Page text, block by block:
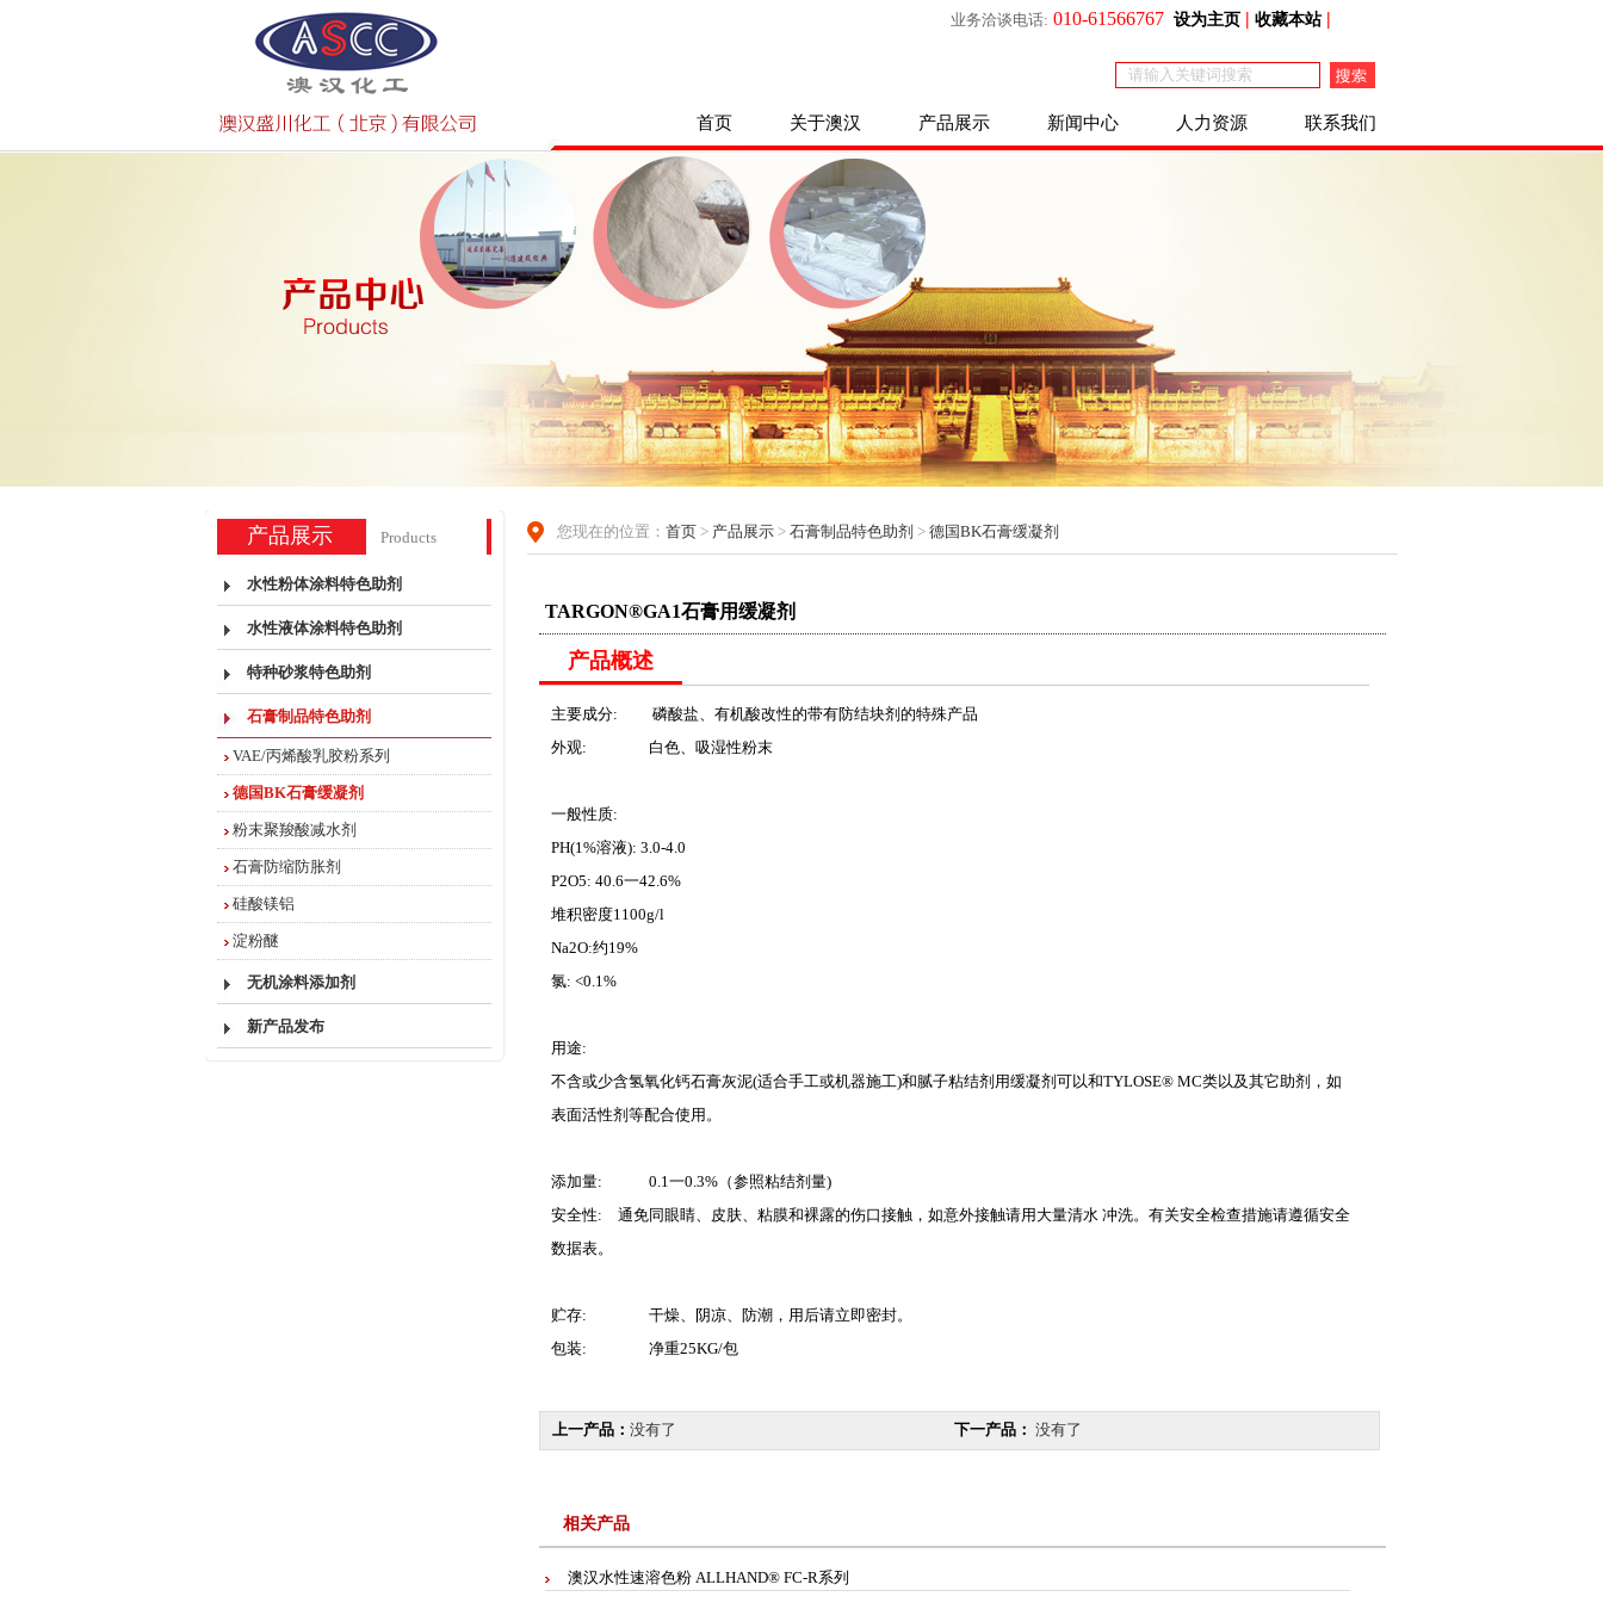
业务洽谈电话: 010-61566767 设为主页 | 收藏本站|
首页 关于澳汉 产品展示 新闻中心 人力资源 联系我们
产品展示 Products
水性粉体涂料特色助剂
水性液体涂料特色助剂
特种砂浆特色助剂
石膏制品特色助剂
VAE/丙烯酸乳胶粉系列
德国BK石膏缓凝剂
粉末聚羧酸减水剂
石膏防缩防胀剂
硅酸镁铝
淀粉醚
无机涂料添加剂
新产品发布
您现在的位置： 首页 > 产品展示 > 石膏制品特色助剂 > 德国BK石膏缓凝剂
TARGON®GA1石膏用缓凝剂
产品概述
主要成分: 磷酸盐、有机酸改性的带有防结块剂的特殊产品
外观: 白色、吸湿性粉末
一般性质:
PH(1%溶液): 3.0-4.0
P2O5: 40.6一42.6%
堆积密度1100g/l
Na2O:约19%
氯: <0.1%
用途:
不含或少含氢氧化钙石膏灰泥(适合手工或机器施工)和腻子粘结剂用缓凝剂可以和TYLOSE® MC类以及其它助剂，如
表面活性剂等配合使用。
添加量: 0.1一0.3%（参照粘结剂量)
安全性: 通免同眼睛、皮肤、粘膜和裸露的伤口接触，如意外接触请用大量清水 冲洗。有关安全检查措施请遵循安全
数据表。
贮存:
干燥、阴凉、防潮，用后请立即密封。
包装:
净重25KG/包
上一产品： 没有了 下一产品： 没有了
相关产品
澳汉水性速溶色粉 ALLHAND® FC-R系列